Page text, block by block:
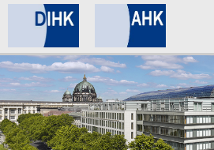
Home
Datenschutz
Impressum